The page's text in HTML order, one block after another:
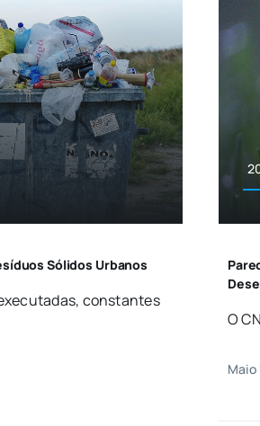
Sólidos Urbanos
constantes
O
Maio